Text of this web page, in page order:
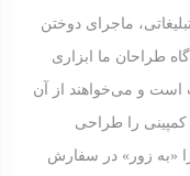
ماجرای دوختن
طراحان ما ابزاری
است و می‌خواهند از آن
کمپینی را طراحی
«به زور» در سفارش